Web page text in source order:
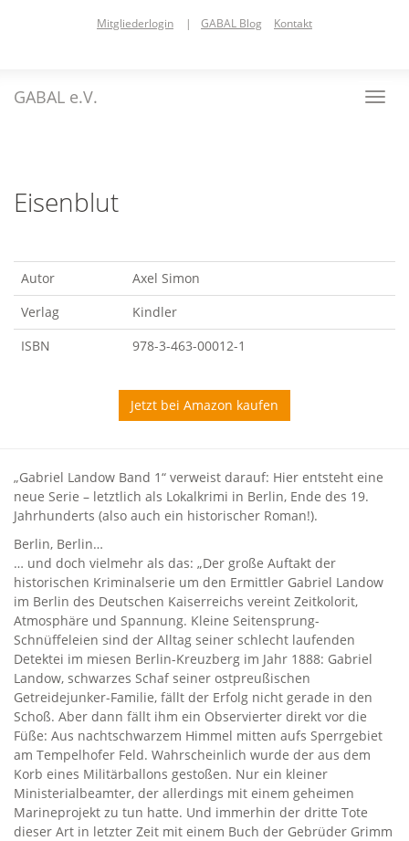
Mitgliederlogin | GABAL Blog Kontakt
GABAL e.V.
Eisenblut
Autor
Axel Simon
Verlag
Kindler
ISBN
978-3-463-00012-1
Jetzt bei Amazon kaufen
„Gabriel Landow Band 1“ verweist darauf: Hier entsteht eine
neue Serie – letztlich als Lokalkrimi in Berlin, Ende des 19.
Jahrhunderts (also auch ein historischer Roman!).
Berlin, Berlin…
… und doch vielmehr als das: „Der große Auftakt der
historischen Kriminalserie um den Ermittler Gabriel Landow
im Berlin des Deutschen Kaiserreichs vereint Zeitkolorit,
Atmosphäre und Spannung. Kleine Seitensprung-
Schnüffeleien sind der Alltag seiner schlecht laufenden
Detektei im miesen Berlin-Kreuzberg im Jahr 1888: Gabriel
Landow, schwarzes Schaf seiner ostpreußischen
Getreidejunker-Familie, fällt der Erfolg nicht gerade in den
Schoß. Aber dann fällt ihm ein Observierter direkt vor die
Füße: Aus nachtschwarzem Himmel mitten aufs Sperrgebiet
am Tempelhofer Feld. Wahrscheinlich wurde der aus dem
Korb eines Militärballons gestoßen. Nur ein kleiner
Ministerialbeamter, der allerdings mit einem geheimen
Marineprojekt zu tun hatte. Und immerhin der dritte Tote
dieser Art in letzter Zeit mit einem Buch der Gebrüder Grimm